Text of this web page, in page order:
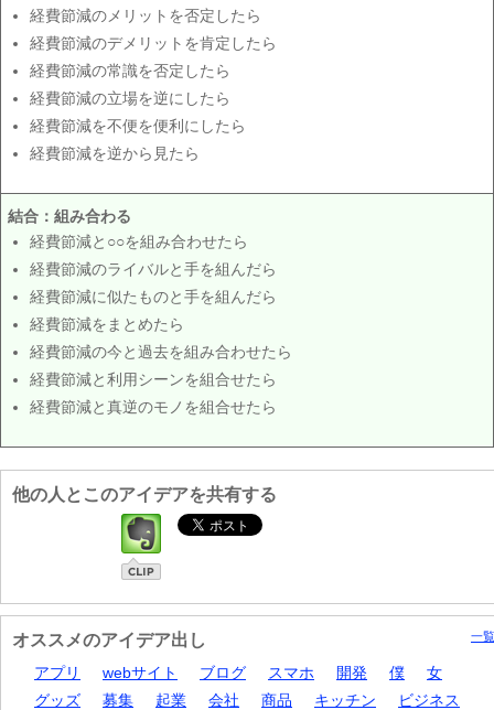
経費節減のメリットを否定したら
経費節減のデメリットを肯定したら
経費節減の常識を否定したら
経費節減の立場を逆にしたら
経費節減を不便を便利にしたら
経費節減を逆から見たら
結合：組み合わる
経費節減と○○を組み合わせたら
経費節減のライバルと手を組んだら
経費節減に似たものと手を組んだら
経費節減をまとめたら
経費節減の今と過去を組み合わせたら
経費節減と利用シーンを組合せたら
経費節減と真逆のモノを組合せたら
他の人とこのアイデアを共有する
オススメのアイデア出し
アプリ webサイト ブログ スマホ 開発 僕
女
グッズ
募集 起業 会社 商品 キッチン
ビジネス
一覧